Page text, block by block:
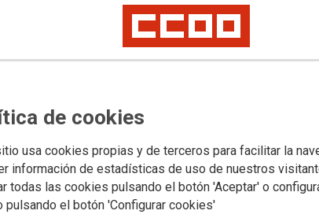
de cookies
usa cookies propias y de terceros para facilitar la
información de estadísticas de uso de nuestros
todas las cookies pulsando el botón 'Aceptar' o
pulsando el botón 'Configurar cookies'